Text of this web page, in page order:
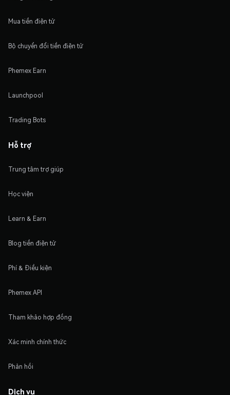
Mua tiền điện tử
Bộ chuyển đổi tiền điện tử
Phemex Earn
Launchpool
Trading Bots
Hỗ trợ
Trung tâm trợ giúp
Học viện
Learn & Earn
Blog tiền điện tử
Phí & Điều kiện
Phemex API
Tham khảo hợp đồng
Xác minh chính thức
Phản hồi
Dịch vụ